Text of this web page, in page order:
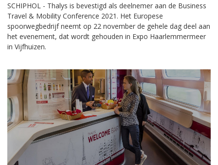
SCHIPHOL - Thalys is bevestigd als deelnemer aan de Business
Travel & Mobility Conference 2021. Het Europese
spoorwegbedrijf neemt op 22 november de gehele dag deel aan
het evenement, dat wordt gehouden in Expo Haarlemmermeer
in Vijfhuizen.